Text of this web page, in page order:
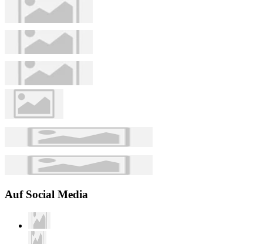
Auf Social Media